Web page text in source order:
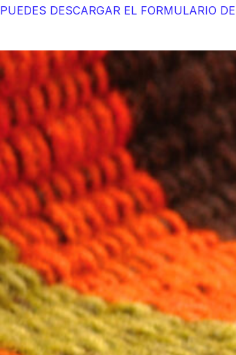
PUEDES DESCARGAR EL FORMULARIO